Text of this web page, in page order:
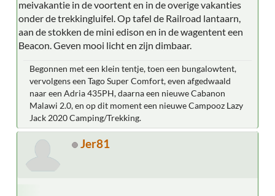
meivakantie in de voortent en in de overige vakanties
onder de trekkingluifel. Op tafel de Railroad lantaarn,
aan de stokken de mini edison en in de wagentent een
Beacon. Geven mooi licht en zijn dimbaar.
Begonnen met een klein tentje, toen een bungalowtent,
vervolgens een Tago Super Comfort, even afgedwaald
naar een Adria 435PH, daarna een nieuwe Cabanon
Malawi 2.0, en op dit moment een nieuwe Campooz Lazy
Jack 2020 Camping/Trekking.
Jer81